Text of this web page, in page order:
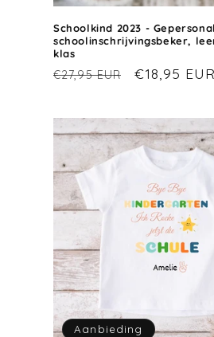
Schoolkind 2023 -
schoolinschrijvingsbeker,
klas
Normale
€27,95 EUR €18,95 EUR
Aanbieding